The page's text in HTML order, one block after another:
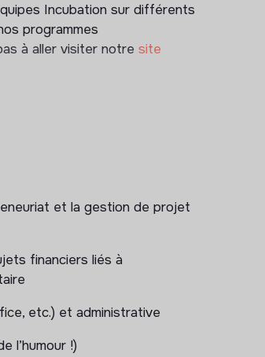
Incubation sur différents
programmes
à aller visiter notre site
d’entrepreneurs) et
(missions locales,
(landing, formulaires,
et la gestion de projet
financiers liés à
etc.) et administrative
l’humour !)